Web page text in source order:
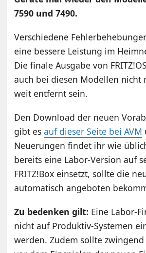
7590 und 7490.
Verschiedene
eine bessere Leistung im
Die finale Ausgabe von
auch bei diesen Modellen nicht
weit entfernt sein.
Den Download der neuen
gibt esauf dieser Seite bei AVM
Neuerungen findet ihr wie
bereits eine Labor-Version auf
FRITZ!Box einsetzt, sollte die
automatisch angeboten
Zu bedenken gilt: Eine Labor-
nicht auf Produktiv-Systemen
werden. Zudem sollte zwingend